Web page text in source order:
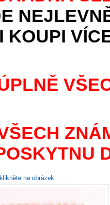
KOUPI
na obrázek